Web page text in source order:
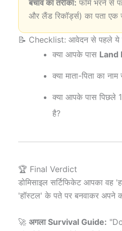
बचाव का तरीका: फॉर्म भरने से
और लैंड रिकॉर्ड्स) का पता
📝 Checklist: आवेदन से पहले
क्या आपके पास Land
क्या माता-पिता का
क्या आपके पास पिछले
है?
🏆 Final Verdict
डोमिसाइल सर्टिफिकेट आपका वह
'हॉस्टल' के पते पर बनवाकर अपने
🚀 अगला Survival Guide: